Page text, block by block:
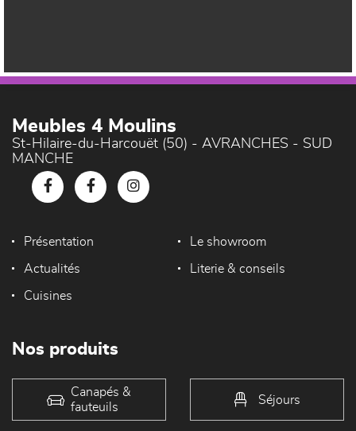
Meubles 4 Moulins
St-Hilaire-du-Harcouët (50) - AVRANCHES - SUD
MANCHE
Présentation Le showroom
Actualités Literie & conseils
Cuisines
Nos produits
Canapés &
fauteuils
Séjours